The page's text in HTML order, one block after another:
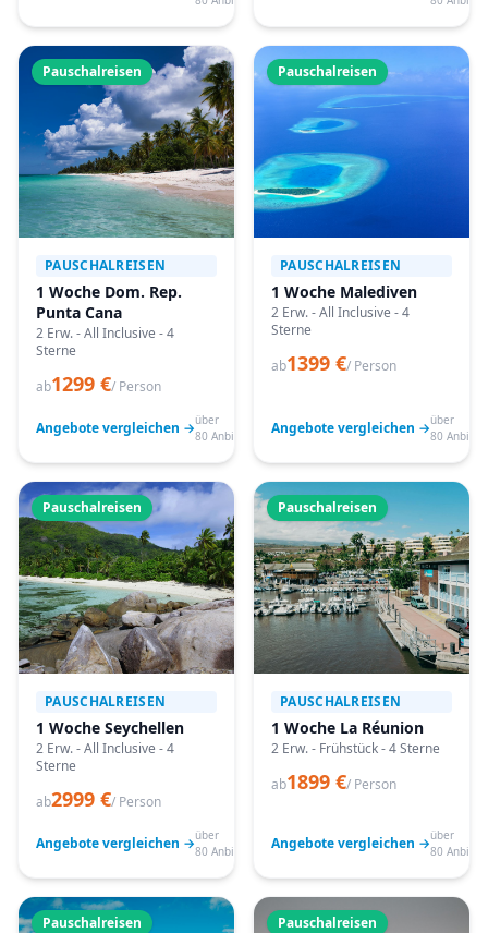
Pauschalreisen
PAUSCHALREISEN
1 Woche Dom. Rep.
Punta Cana
2 Erw. - All Inclusive - 4
Sterne
ab1299 €/ Person
Angebote vergleichen →über
80 Anbieter
Pauschalreisen
PAUSCHALREISEN
1 Woche Malediven
2 Erw. - All Inclusive - 4
Sterne
ab1399 €/ Person
Angebote vergleichen →über
80
Pauschalreisen
PAUSCHALREISEN
1 Woche Seychellen
2 Erw. - All Inclusive - 4
Sterne
ab2999 €/ Person
Angebote vergleichen →über
80 Anbieter
Pauschalreisen
PAUSCHALREISEN
1 Woche La Réunion
2 Erw. - Frühstück - 4 Sterne
ab1899 €/ Person
Angebote vergleichen →über
80
Pauschalreisen Pauschalreisen